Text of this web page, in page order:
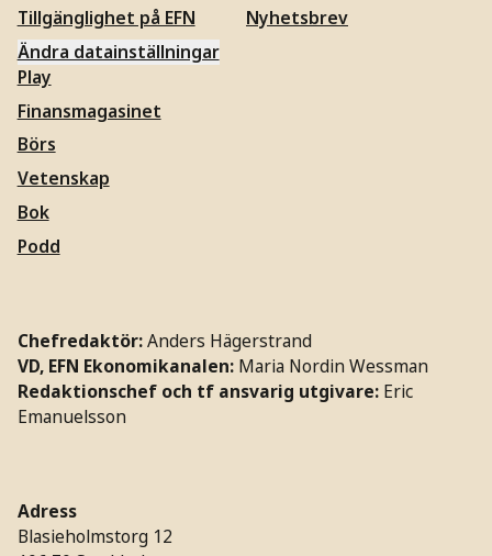
Tillgänglighet på EFN
Ändra datainställningar
Nyhetsbrev
Play
Finansmagasinet
Börs
Vetenskap
Bok
Podd
Chefredaktör:Anders Hägerstrand
VD, EFN Ekonomikanalen: Maria Nordin Wessman
Redaktionschef och tf ansvarig utgivare: Eric
Emanuelsson
Adress
Blasieholmstorg 12